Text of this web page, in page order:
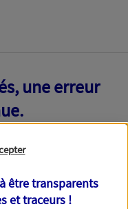
une erreur
être transparents
et traceurs !